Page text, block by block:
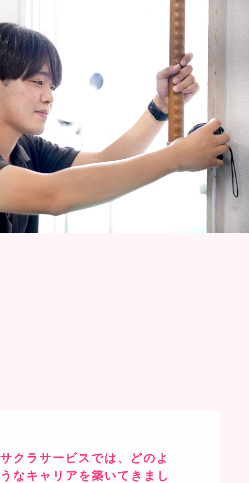
サクラサービスでは、どのよ
うなキャリアを築いてきまし